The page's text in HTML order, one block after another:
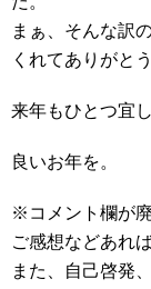
まぁ、そんな訳
くれてありがとう
来年もひとつ宜
良いお年を。
※コメント欄が
ご感想などあれ
また、自己啓発